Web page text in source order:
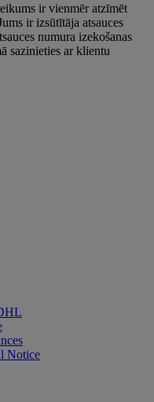
ir vienmēr atzīmēt
ir izsūtītāja atsauces
numura izekošanas
sazinieties ar klientu
Notice